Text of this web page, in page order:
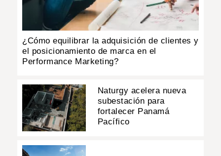
¿Cómo equilibrar la adquisición de clientes y
el posicionamiento de marca en el
Performance Marketing?
Naturgy acelera nueva
subestación para
fortalecer Panamá
Pacífico